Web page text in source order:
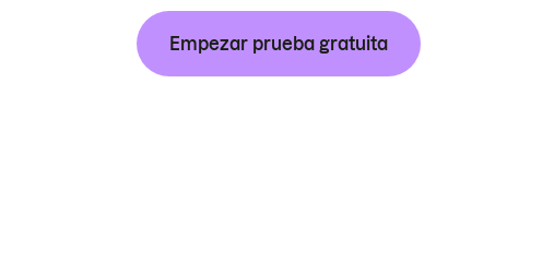
Empezar prueba gratuita